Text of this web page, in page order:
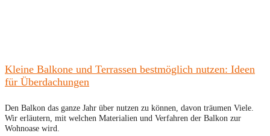
Kleine Balkone und Terrassen bestmöglich nutzen: Ideen
für Überdachungen
Den Balkon das ganze Jahr über nutzen zu können, davon träumen Viele.
Wir erläutern, mit welchen Materialien und Verfahren der Balkon zur
Wohnoase wird.